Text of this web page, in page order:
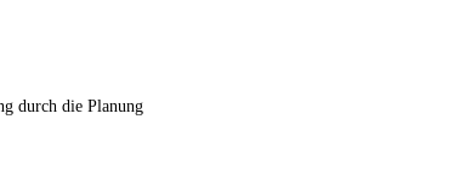
durch die Planung